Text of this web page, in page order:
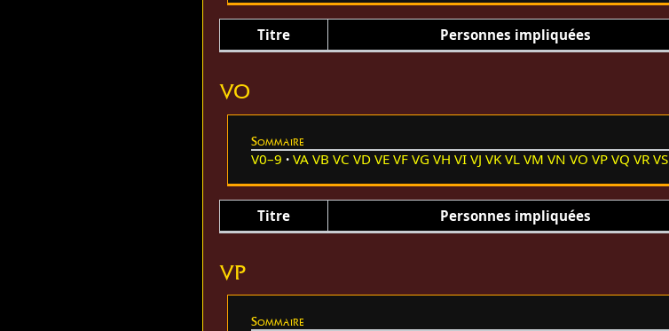
Titre Personnes impliquées
VO
Sommaire
V0–9 VA VB VC VD VE VF VG VH VI VJ VK VL VM VN VO VP VQ VR VS
Titre Personnes impliquées
VP
Sommaire